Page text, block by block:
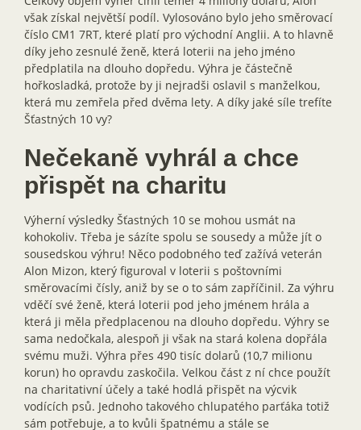
však získal největší podíl. Vylosováno bylo jeho směrovací
číslo CM1 7RT, které platí pro východní Anglii. A to hlavně
díky jeho zesnulé ženě, která loterii na jeho jméno
předplatila na dlouho dopředu. Výhra je částečně
hořkosladká, protože by ji nejradši oslavil s manželkou,
která mu zemřela před dvěma lety. A díky jaké síle trefíte
Šťastných 10 vy?
Nečekaně vyhrál a chce
přispět na charitu
Výherní výsledky Šťastných 10 se mohou usmát na
kohokoliv. Třeba je sázíte spolu se sousedy a může jít o
sousedskou výhru! Něco podobného teď zažívá veterán
Alon Mizon, který figuroval v loterii s poštovními
směrovacími čísly, aniž by se o to sám zapříčinil. Za výhru
vděčí své ženě, která loterii pod jeho jménem hrála a
která ji měla předplacenou na dlouho dopředu. Výhry se
sama nedočkala, alespoň ji však na stará kolena dopřála
svému muži. Výhra přes 490 tisíc dolarů (10,7 milionu
korun) ho opravdu zaskočila. Velkou část z ní chce použít
na charitativní účely a také hodlá přispět na výcvik
vodících psů. Jednoho takového chlupatého parťáka totiž
sám potřebuje, a to kvůli špatnému a stále se